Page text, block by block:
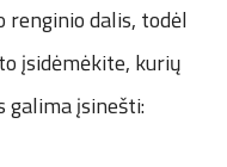
renginio dalis, todėl
įsidėmėkite, kurių
įsinešti: